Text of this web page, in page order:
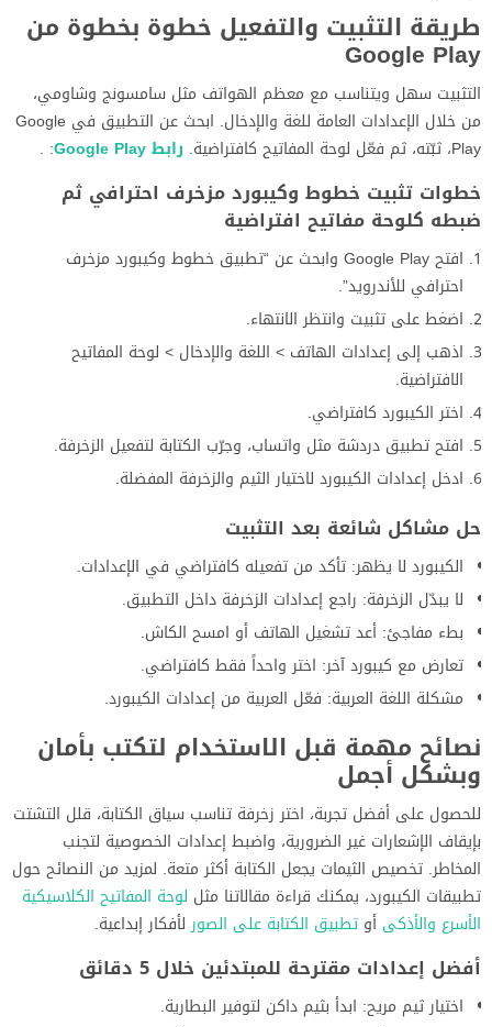
طريقة التثبيت والتفعيل خطوة بخطوة من
Google Play
التثبيت سهل ويتناسب مع معظم الهواتف مثل سامسونج وشاومي،
من خلال الإعدادات العامة للغة والإدخال. ابحث عن التطبيق في Google
Play، ثبّته، ثم فعّل لوحة المفاتيح كافتراضية.
رابط Google Play : .
خطوات تثبيت خطوط وكيبورد مزخرف احترافي ثم
ضبطه كلوحة مفاتيح افتراضية
افتح Google Play وابحث عن “تطبيق خطوط وكيبورد مزخرف
احترافي للأندرويد”.
اضغط على تثبيت وانتظر الانتهاء.
اذهب إلى إعدادات الهاتف > اللغة والإدخال > لوحة المفاتيح
الافتراضية.
اختر الكيبورد كافتراضي.
افتح تطبيق دردشة مثل واتساب، وجرّب الكتابة لتفعيل الزخرفة.
ادخل إعدادات الكيبورد لاختيار الثيم والزخرفة المفضلة.
حل مشاكل شائعة بعد التثبيت
الكيبورد لا يظهر: تأكد من تفعيله كافتراضي في الإعدادات.
لا يبدّل الزخرفة: راجع إعدادات الزخرفة داخل التطبيق.
بطء مفاجئ: أعد تشغيل الهاتف أو امسح الكاش.
تعارض مع كيبورد آخر: اختر واحداً فقط كافتراضي.
مشكلة اللغة العربية: فعّل العربية من إعدادات الكيبورد.
نصائح مهمة قبل الاستخدام لتكتب بأمان
وبشكل أجمل
للحصول على أفضل تجربة، اختر زخرفة تناسب سياق الكتابة، قلل التشتت
بإيقاف الإشعارات غير الضرورية، واضبط إعدادات الخصوصية لتجنب
المخاطر. تخصيص الثيمات يجعل الكتابة أكثر متعة. لمزيد من النصائح حول
تطبيقات الكيبورد، يمكنك قراءة مقالاتنا مثل لوحة المفاتيح الكلاسيكية
الأسرع والأذكى أو تطبيق الكتابة على الصورلأفكار إبداعية.
أفضل إعدادات مقترحة للمبتدئين خلال 5 دقائق
اختيار ثيم مريح: ابدأ بثيم داكن لتوفير البطارية.